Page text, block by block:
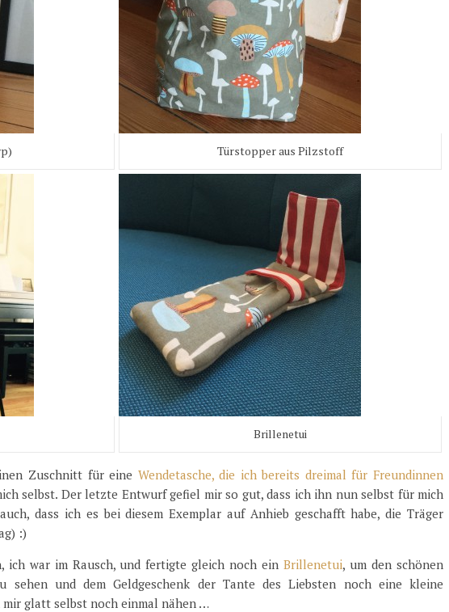
Türstopper aus Pilzstoff
Brillenetui
Zuschnitt für eine Wendetasche, die ich bereits dreimal für Freundinnen
selbst. Der letzte Entwurf gefiel mir so gut, dass ich ihn nun selbst für mich
dass ich es bei diesem Exemplar auf Anhieb geschafft habe, die Träger
:)
ich war im Rausch, und fertigte gleich noch einBrillenetui, um den schönen
und dem Geldgeschenk der Tante des Liebsten noch eine kleine
glatt selbst noch einmal nähen …